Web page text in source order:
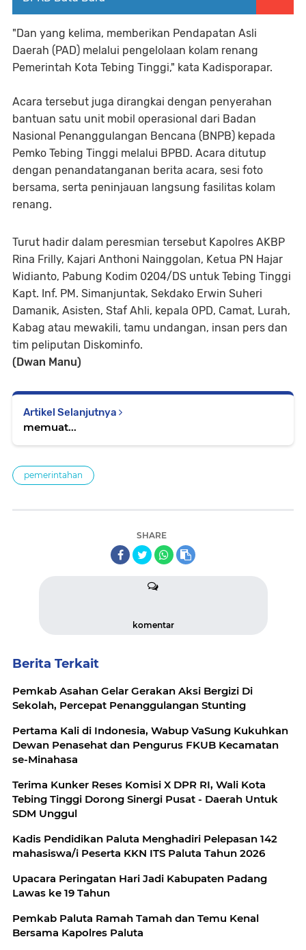
"Dan yang kelima, memberikan Pendapatan Asli
Daerah (PAD) melalui pengelolaan kolam renang
Pemerintah Kota Tebing Tinggi," kata Kadisporapar.
Acara tersebut juga dirangkai dengan penyerahan
bantuan satu unit mobil operasional dari Badan
Nasional Penanggulangan Bencana (BNPB) kepada
Pemko Tebing Tinggi melalui BPBD. Acara ditutup
dengan penandatanganan berita acara, sesi foto
bersama, serta peninjauan langsung fasilitas kolam
renang.
Turut hadir dalam peresmian tersebut Kapolres AKBP
Rina Frilly, Kajari Anthoni Nainggolan, Ketua PN Hajar
Widianto, Pabung Kodim 0204/DS untuk Tebing Tinggi
Kapt. Inf. PM. Simanjuntak, Sekdako Erwin Suheri
Damanik, Asisten, Staf Ahli, kepala OPD, Camat, Lurah,
Kabag atau mewakili, tamu undangan, insan pers dan
tim peliputan Diskominfo.
(Dwan Manu)
Artikel Selanjutnya
memuat...
pemerintahan
SHARE
komentar
Berita Terkait
Pemkab Asahan Gelar Gerakan Aksi Bergizi Di
Sekolah, Percepat Penanggulangan Stunting
Pertama Kali di Indonesia, Wabup VaSung Kukuhkan
Dewan Penasehat dan Pengurus FKUB Kecamatan
se-Minahasa
Terima Kunker Reses Komisi X DPR RI, Wali Kota
Tebing Tinggi Dorong Sinergi Pusat - Daerah Untuk
SDM Unggul
Kadis Pendidikan Paluta Menghadiri Pelepasan 142
mahasiswa/i Peserta KKN ITS Paluta Tahun 2026
Upacara Peringatan Hari Jadi Kabupaten Padang
Lawas ke 19 Tahun
Pemkab Paluta Ramah Tamah dan Temu Kenal
Bersama Kapolres Paluta